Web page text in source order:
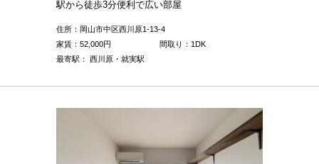
駅から徒歩3分便利で広い部屋
住所：岡山市中区西川原1-13-4
家賃： 52,000円
間取り：1DK
最寄駅： 西川原・就実駅